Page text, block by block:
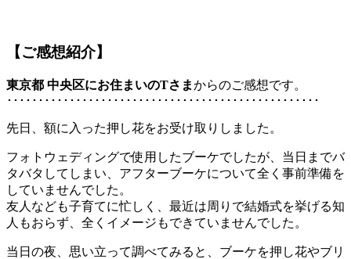
【ご感想紹介】
東京都 中央区にお住まいのTさまからのご感想です。
･･････････････････････････････････････････････････
先日、額に入った押し花をお受け取りしました。
フォトウェディングで使用したブーケでしたが、当日までバ
タバタしてしまい、アフターブーケについて全く事前準備を
していませんでした。
友人なども子育てに忙しく、最近は周りで結婚式を挙げる知
人もおらず、全くイメージもできていませんでした。
当日の夜、思い立って調べてみると、ブーケを押し花やブリ